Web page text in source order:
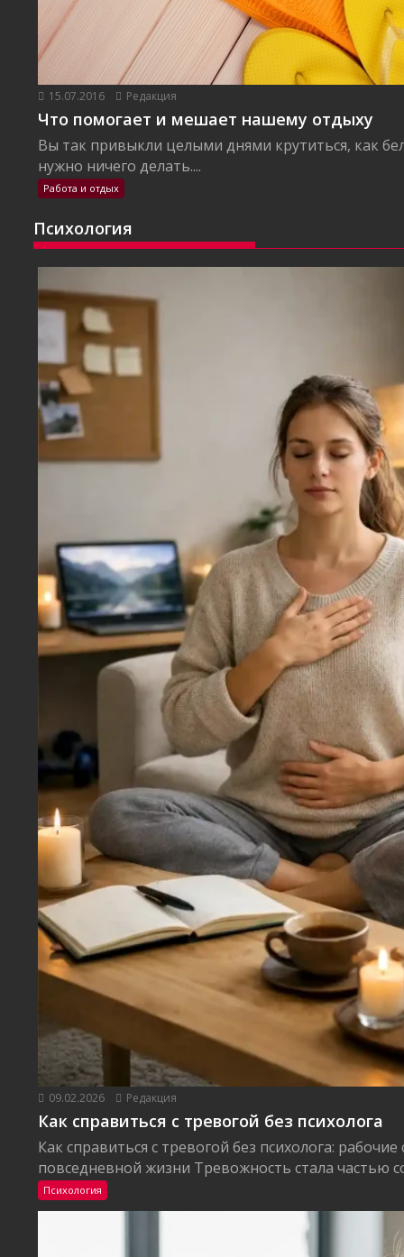
15.07.2016 Редакция
Что помогает и мешает нашему отдыху
Вы так привыкли целыми днями крутиться, как
нужно ничего делать....
Работа и отдых
Психология
09.02.2026 Редакция
Как справиться с тревогой без психолога
Как справиться с тревогой без психолога:
повседневной жизни Тревожность стала частью
Психология